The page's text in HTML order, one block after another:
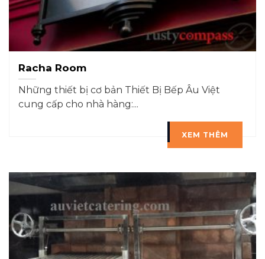
Racha Room
Những thiết bị cơ bản Thiết Bị Bếp Âu Việt
cung cấp cho nhà hàng:...
XEM THÊM